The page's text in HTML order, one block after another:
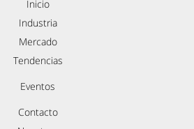
Inicio
Industria
Mercado
Tendencias
Eventos
Contacto